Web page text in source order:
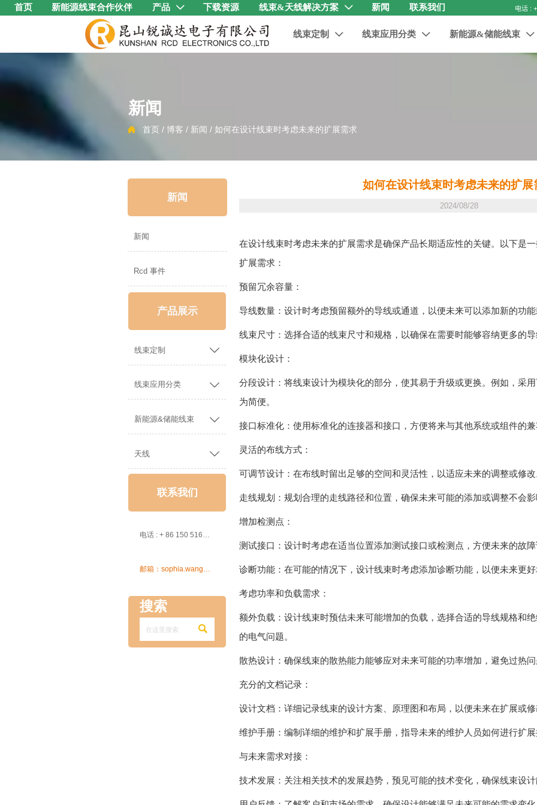
首页 新能源线束合作伙伴 产品  下载资源 线束&天线解决方案  新闻 联系我们
线束定制  线束应用分类  新能源&储能线束 
新闻
 首页 / 博客 / 新闻 / 如何在设计线束时考虑未来的扩展需求
新闻
新闻
Rcd 事件
产品展示
线束定制 
线束应用分类 
新能源&储能线束 
天线 
联系我们
电话 : + 86 150 5162 5639
 邮箱：sophia.wang@ksrcd.com
搜索

如何在设计线束时考虑未来的扩展
2024/08/28
在设计线束时考虑未来的扩展需求是确保产品长期适应性的关键。以下是
扩展需求：
预留冗余容量：
导线数量：设计时考虑预留额外的导线或通道，以便未来可以添加新的功
线束尺寸：选择合适的线束尺寸和规格，以确保在需要时能够容纳更多的
模块化设计：
分段设计：将线束设计为模块化的部分，使其易于升级或更换。例如，采
为简便。
接口标准化：使用标准化的连接器和接口，方便将来与其他系统或组件的
灵活的布线方式：
可调节设计：在布线时留出足够的空间和灵活性，以适应未来的调整或修
走线规划：规划合理的走线路径和位置，确保未来可能的添加或调整不会
增加检测点：
测试接口：设计时考虑在适当位置添加测试接口或检测点，方便未来的故
诊断功能：在可能的情况下，设计线束时考虑添加诊断功能，以便未来更
考虑功率和负载需求：
额外负载：设计线束时预估未来可能增加的负载，选择合适的导线规格和
的电气问题。
散热设计：确保线束的散热能力能够应对未来可能的功率增加，避免过热
充分的文档记录：
设计文档：详细记录线束的设计方案、原理图和布局，以便未来在扩展或
维护手册：编制详细的维护和扩展手册，指导未来的维护人员如何进行扩
与未来需求对接：
技术发展：关注相关技术的发展趋势，预见可能的技术变化，确保线束设